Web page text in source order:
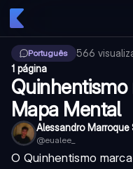
Português 566
1 página
Quinhentismo
Mapa Mental
Alessandro Marroque
@eualee_
O Quinhentismo